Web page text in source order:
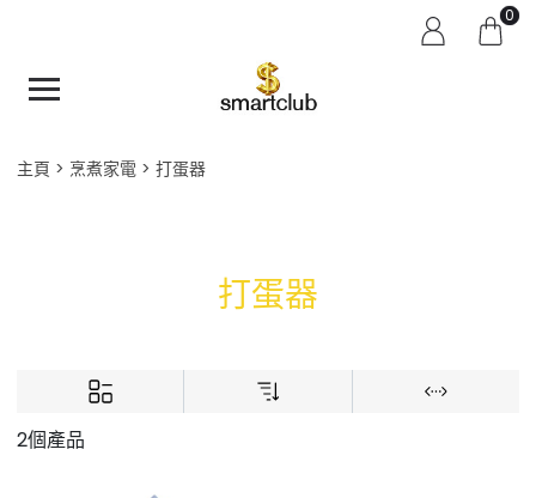
0
主頁 烹煮家電 打蛋器
打蛋器
2個產品